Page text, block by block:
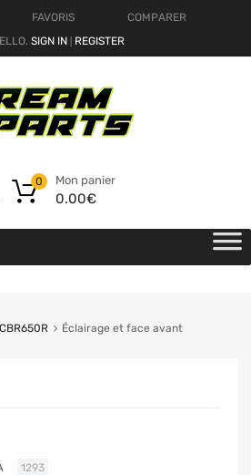
FAVORIS
COMPARER
SIGN IN REGISTER
Mon panier
0.00€
0
CBR650R Éclairage et face avant
1293